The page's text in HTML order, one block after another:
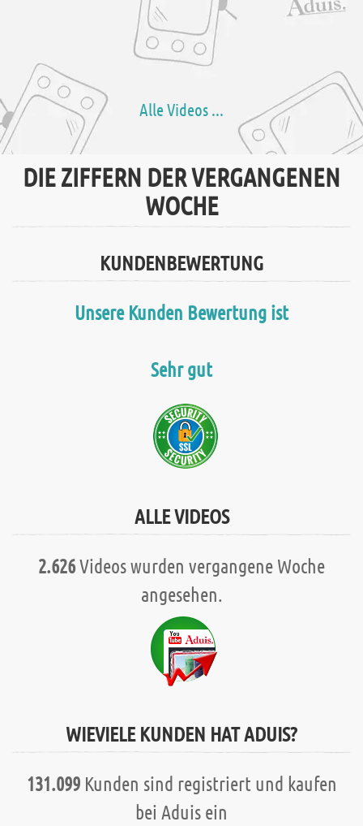
Alle Videos ...
DIE ZIFFERN DER VERGANGENEN
WOCHE
KUNDENBEWERTUNG
Unsere Kunden Bewertung ist
Sehr gut
ALLE VIDEOS
2.626Videos wurden vergangene Woche
angesehen.
WIEVIELE KUNDEN HAT ADUIS?
131.099Kunden sind registriert und kaufen
bei Aduis ein